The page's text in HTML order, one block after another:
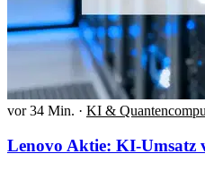
vor 34 Min. · KI &
Lenovo Aktie: KI-Umsatz